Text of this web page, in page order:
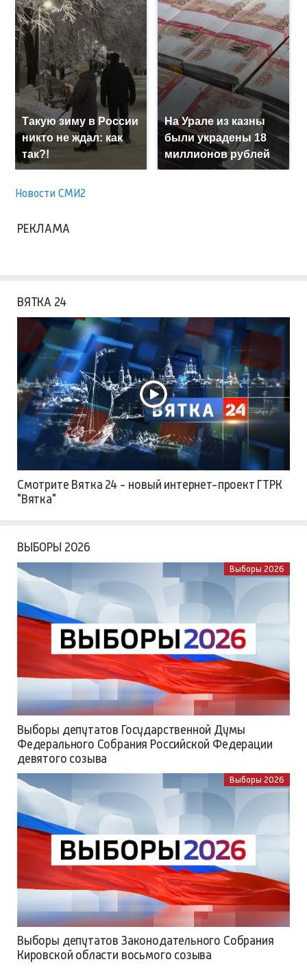
Такую зиму в России
никто не ждал: как
так?!
На Урале из казны
были украдены 18
миллионов рублей
Новости СМИ2
РЕКЛАМА
ВЯТКА 24
Смотрите Вятка 24 - новый интернет-проект ГТРК
"Вятка"
ВЫБОРЫ 2026
Выборы 2026
Выборы депутатов Государственной Думы
Федерального Собрания Российской Федерации
девятого созыва
Выборы 2026
Выборы депутатов Законодательного Собрания
Кировской области восьмого созыва